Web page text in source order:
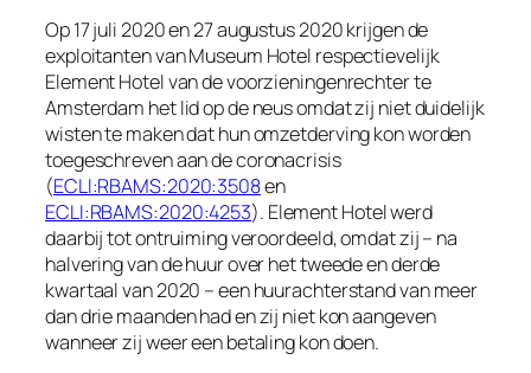
Op 17 juli 2020 en 27 augustus 2020 krijgen de
exploitanten van Museum Hotel respectievelijk
Element Hotel van de voorzieningenrechter te
Amsterdam het lid op de neus omdat zij niet duidelijk
wisten te maken dat hun omzetderving kon worden
toegeschreven aan de coronacrisis
(ECLI:RBAMS:2020:3508en
ECLI:RBAMS:2020:4253). Element Hotel werd
daarbij tot ontruiming veroordeeld, omdat zij – na
halvering van de huur over het tweede en derde
kwartaal van 2020 – een huurachterstand van meer
dan drie maanden had en zij niet kon aangeven
wanneer zij weer een betaling kon doen.